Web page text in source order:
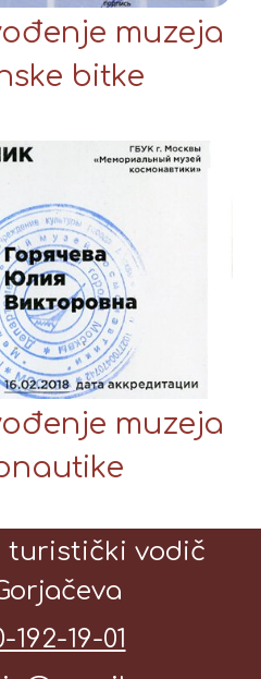
muzeja
bitke
muzeja
turistički vodič
192-19-01